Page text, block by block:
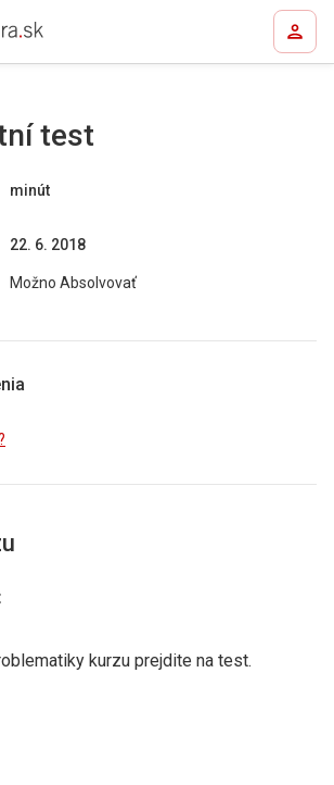
test
minút
22. 6. 2018
Možno Absolvovať
kurzu prejdite na test.